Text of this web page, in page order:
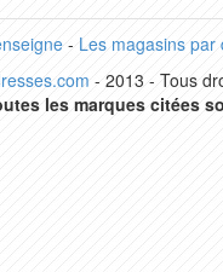
- Les magasins par
- 2013 - Tous
les marques citées